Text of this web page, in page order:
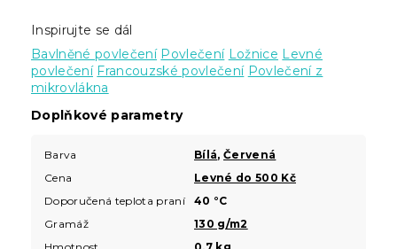
Inspirujte se dál
Bavlněné povlečení Povlečení Ložnice Levné
povlečení Francouzské povlečení Povlečení z
mikrovlákna
Doplňkové parametry
Barva Bílá,Červená
Cena
Levné do 500 Kč
Doporučená teplota praní
40 °C
Gramáž
130 g/m2